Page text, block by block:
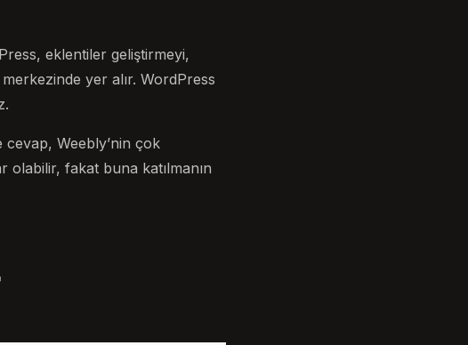
eklentiler geliştirmeyi,
yer alır. WordPress
cevap, Weebly’nin çok
olabilir, fakat buna katılmanın